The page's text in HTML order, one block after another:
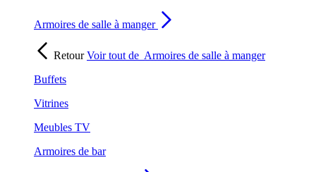
Armoires de salle à manger
RetourVoir tout de Armoires de salle à manger
Buffets
Vitrines
Meubles TV
Armoires de bar